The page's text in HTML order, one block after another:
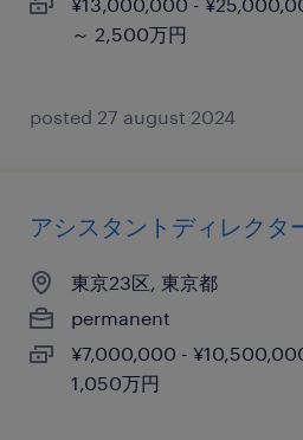
～ 2,500万円
posted 27 august 2024
アシスタントディレクタ
東京23区, 東京都
permanent
¥7,000,000 -
1,050万円